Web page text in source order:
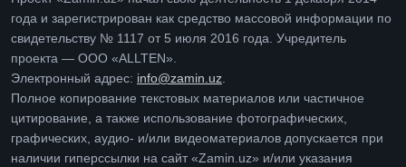
года и зарегистрирован как средство массовой информации по
свидетельству № 1117 от 5 июля 2016 года. Учредитель
проекта — ООО «ALLTEN».
Электронный адрес: info@zamin.uz
Полное копирование текстовых материалов или частичное
цитирование, а также использование фотографических,
графических, аудио- и/или видеоматериалов допускается при
наличии гиперссылки на сайт «Zamin.uz» и/или указания